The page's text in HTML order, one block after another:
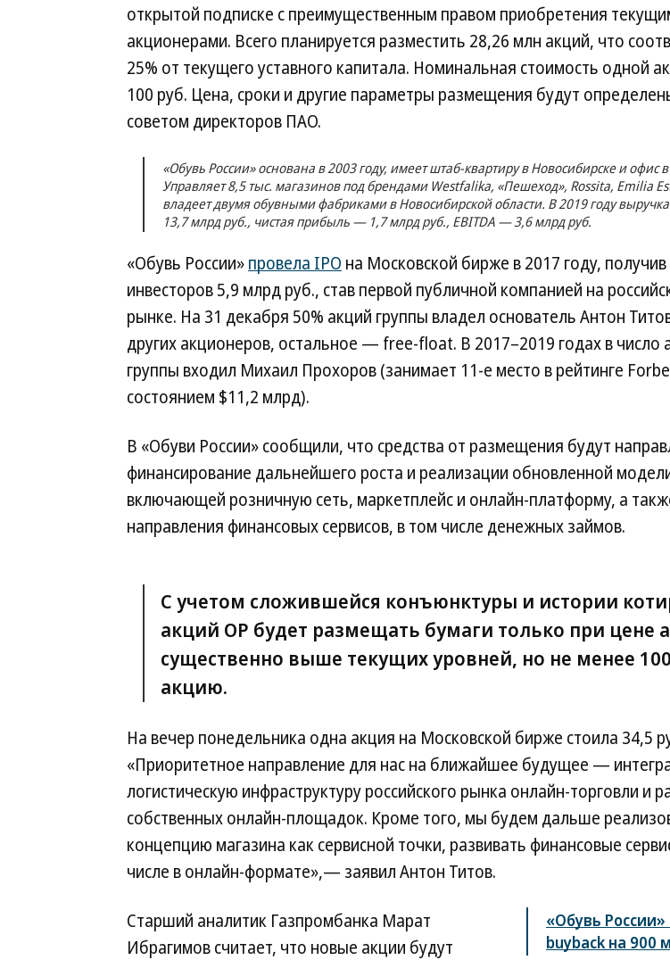
открытой подписке с преимущественным правом приобретения
акционерами. Всего планируется разместить 28,26 млн акций, что
25% от текущего уставного капитала. Номинальная стоимость одной
100 руб. Цена, сроки и другие параметры размещения будут
советом директоров ПАО.
«Обувь России» основана в 2003 году, имеет штаб-квартиру в Новосибирске и офис
Управляет 8,5 тыс. магазинов под брендами Westfalika, «Пешеход», Rossita, Emilia
владеет двумя обувными фабриками в Новосибирской области. В 2019 году
13,7 млрд руб., чистая прибыль — 1,7 млрд руб., EBITDA — 3,6 млрд руб.
«Обувь России»провела IPO на Московской бирже в 2017 году, получив
инвесторов 5,9 млрд руб., став первой публичной компанией на
рынке. На 31 декабря 50% акций группы владел основатель Антон
других акционеров, остальное — free-float. В 2017–2019 годах в число
группы входил Михаил Прохоров (занимает 11-е место в рейтинге
состоянием $11,2 млрд).
В «Обуви России» сообщили, что средства от размещения будут
финансирование дальнейшего роста и реализации обновленной
включающей розничную сеть, маркетплейс и онлайн-платформу, а
направления финансовых сервисов, в том числе денежных займов.
С учетом сложившейся конъюнктуры и истории
акций ОР будет размещать бумаги только при цене
существенно выше текущих уровней, но не менее
акцию.
На вечер понедельника одна акция на Московской бирже стоила 34,5
«Приоритетное направление для нас на ближайшее будущее —
логистическую инфраструктуру российского рынка онлайн-торговли и
собственных онлайн-площадок. Кроме того, мы будем дальше
концепцию магазина как сервисной точки, развивать финансовые
числе в онлайн-формате»,— заявил Антон Титов.
«Обувь
buyback на 900
Старший аналитик Газпромбанка Марат
Ибрагимов считает, что новые акции будут